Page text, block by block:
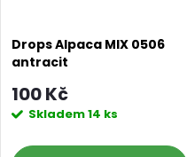
Drops Alpaca MIX 0506
antracit
100 Kč
Skladem14 ks